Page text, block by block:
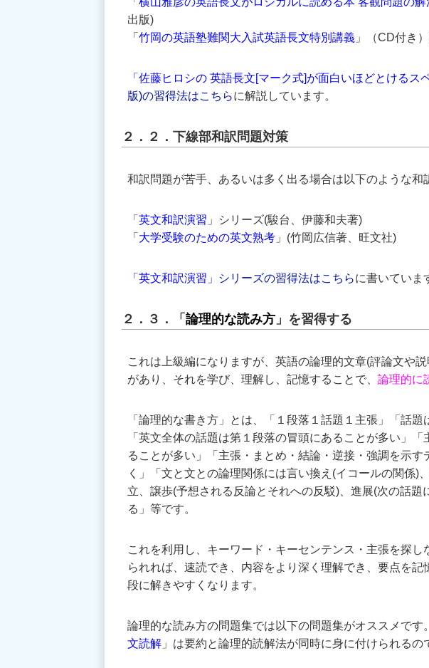
出版)
「 竹岡の英語塾難関大入試英語長文特別講義 」（CD付き
「佐藤ヒロシの 英語長文[マーク式]が面白いほどとけるス
版)の習得法はこちらに解説しています。
２．２．下線部和訳問題対策
和訳問題が苦手、あるいは多く出る場合は以下のような和
「 英文和訳演習 」シリーズ(駿台、伊藤和夫著)
「 大学受験のための英文熟考 」(竹岡広信著、旺文社)
「 英文和訳演習 」シリーズの習得法はこちらに書いていま
２．３．「 論理的な読み方 」を習得する
これは上級編になりますが、英語の論理的文章(評論文や説
があり、それを学び、理解し、記憶することで、 論理的に
「論理的な書き方」とは、「１段落１話題１主張」「話題
「英文全体の話題は第１段落の冒頭にあることが多い」
ることが多い」「主張・まとめ・結論・逆接・強調を示す
く」「文と文との論理関係には言い換え(イコールの関係)
立、譲歩(予想される反論とそれへの反駁)、進展(次の話題
る」等です。
これを利用し、キーワード・キーセンテンス・主張を探し
られれば、速読でき、内容をより深く理解でき、要点を記
段に解きやすくなります。
論理的な読み方の問題集では以下の問題集がオススメです
文読解 」は要約と論理的読解法が同時に身に付けられるの